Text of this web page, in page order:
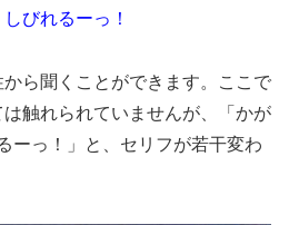
びれるーっ！
ら聞くことができます。ここで
触れられていませんが、「かが
ーっ！」と、セリフが若干変わ